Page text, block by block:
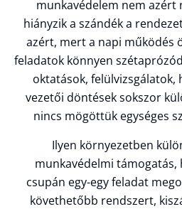
munkavédelem nem
hiányzik a szándék a
azért, mert a napi működés
feladatok könnyen
oktatások, felülvizsgálatok,
vezetői döntések sokszor
nincs mögöttük egységes
Ilyen környezetben
munkavédelmi támogatás,
csupán egy-egy feladat
követhetőbb rendszert,